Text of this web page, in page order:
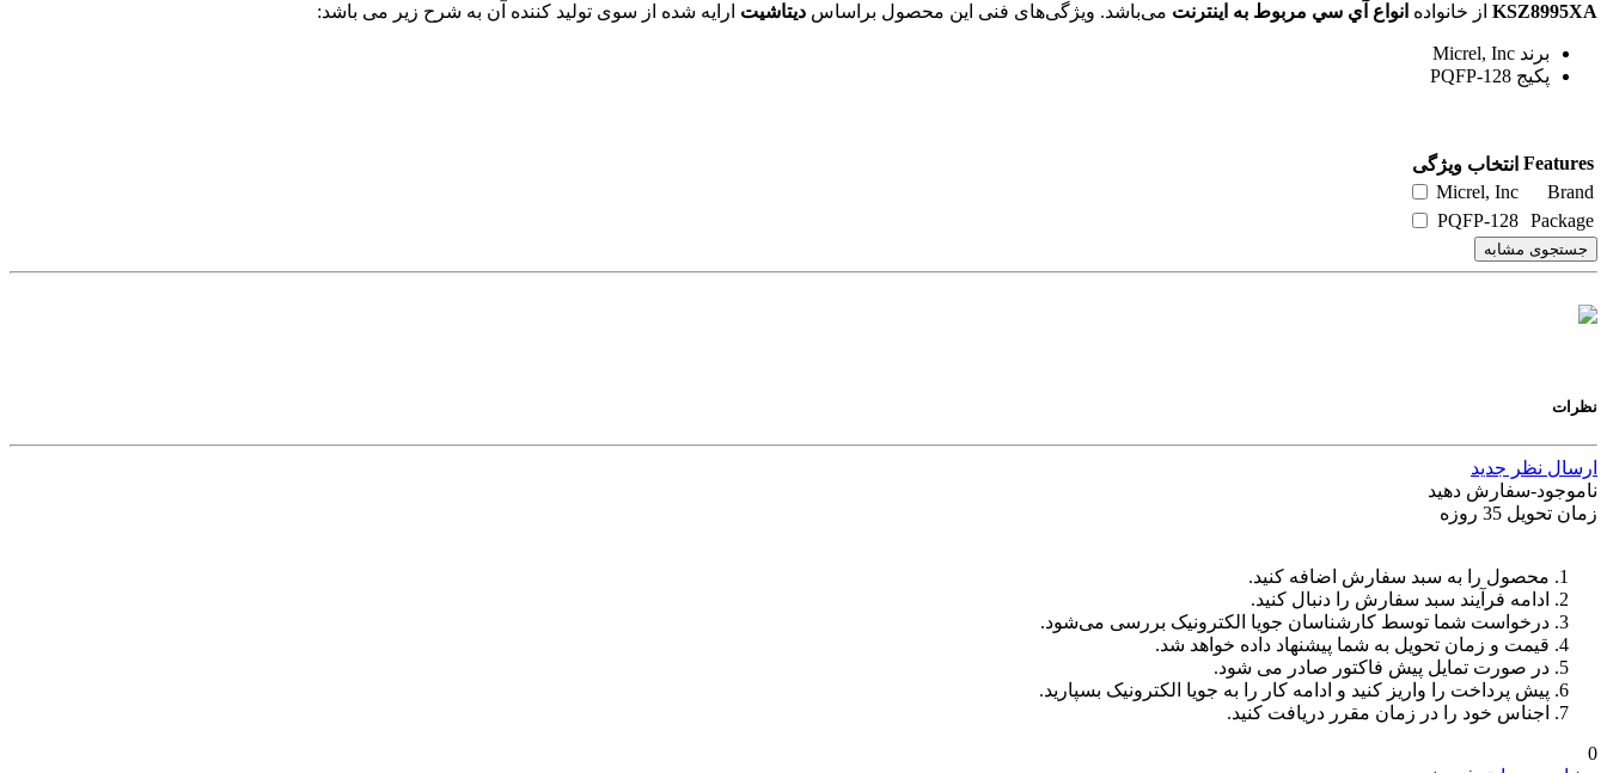
KSZ8995XA از خانواده انواع آي سي مربوط به اينترنت دیتاشیت ارایه شده از سوی تولید کننده آن به شرح زیر می باشد:
برند Micrel, Inc
پکیج PQFP-128
Features انتخاب ویژگی
Brand
Micrel, Inc
Package
PQFP-128
جستجوی مشابه
نظرات
ارسال نظر جدید
ناموجود-سفارش دهید
زمان تحویل 35 روزه
محصول را به سبد سفارش اضافه کنید.
ادامه فرآیند سبد سفارش را دنبال کنید.
درخواست شما توسط کارشناسان جویا الکترونیک بررسی می‌شود.
قیمت و زمان تحویل به شما پیشنهاد داده خواهد شد.
در صورت تمایل پیش فاکتور صادر می شود.
پیش پرداخت را واریز کنید و ادامه کار را به جویا الکترونیک بسپارید.
اجناس خود را در زمان مقرر دریافت کنید.
0